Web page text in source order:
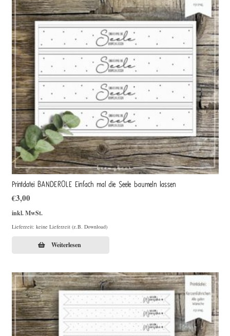
Printdatei BANDEROLE Einfach mal die Seele baumeln lassen
€3,00
inkl. MwSt.
Lieferzeit: keine Lieferzeit (z.B. Download)
Weiterlesen